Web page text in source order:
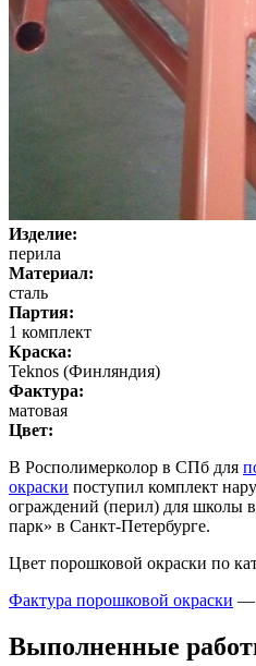
Изделие:
перила
Материал:
сталь
Партия:
1 комплект
Краска:
Teknos (Финляндия)
Фактура:
матовая
Цвет:
В Росполимерколор в СПб для
окраски поступил комплект
ограждений (перил) для
парк» в Санкт-Петербурге.
Цвет порошковой окраски по
Фактура порошковой окраски —
Выполненные